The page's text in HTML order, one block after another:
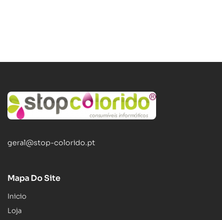
geral@stop-colorido.pt
Mapa Do Site
Inicio
Loja